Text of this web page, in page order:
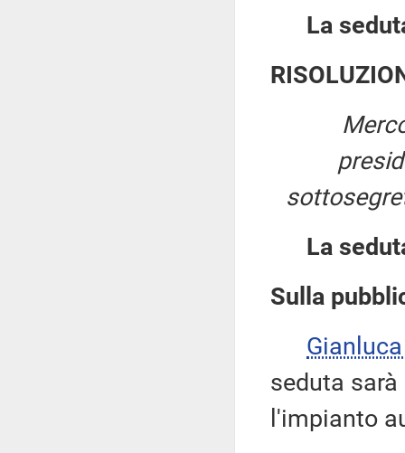
La
La
Sulla
seduta
l'impianto